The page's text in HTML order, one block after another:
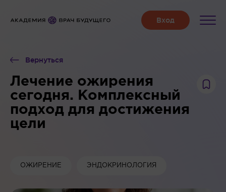
Вернуться
Лечение ожирения
сегодня. Комплексный
подход для достижения
цели
ОЖИРЕНИЕ ЭНДОКРИНОЛОГИЯ